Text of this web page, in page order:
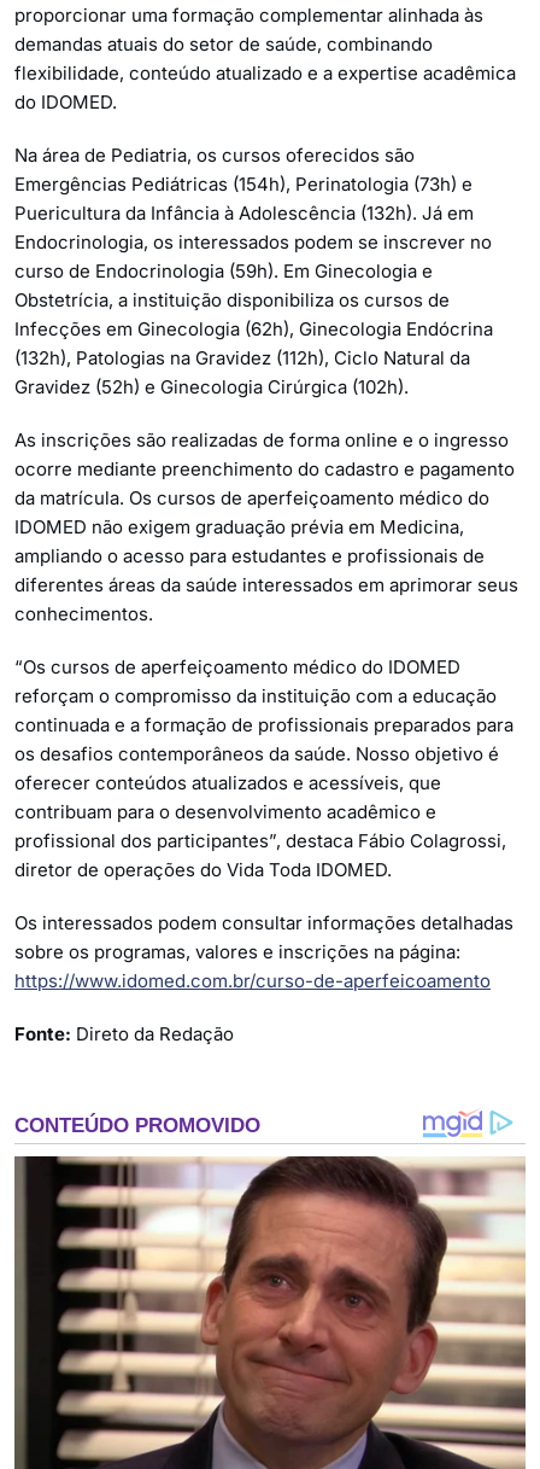
proporcionar uma formação complementar alinhada às
demandas atuais do setor de saúde, combinando
flexibilidade, conteúdo atualizado e a expertise acadêmica
do IDOMED.
Na área de Pediatria, os cursos oferecidos são
Emergências Pediátricas (154h), Perinatologia (73h) e
Puericultura da Infância à Adolescência (132h). Já em
Endocrinologia, os interessados podem se inscrever no
curso de Endocrinologia (59h). Em Ginecologia e
Obstetrícia, a instituição disponibiliza os cursos de
Infecções em Ginecologia (62h), Ginecologia Endócrina
(132h), Patologias na Gravidez (112h), Ciclo Natural da
Gravidez (52h) e Ginecologia Cirúrgica (102h).
As inscrições são realizadas de forma online e o ingresso
ocorre mediante preenchimento do cadastro e pagamento
da matrícula. Os cursos de aperfeiçoamento médico do
IDOMED não exigem graduação prévia em Medicina,
ampliando o acesso para estudantes e profissionais de
diferentes áreas da saúde interessados em aprimorar seus
conhecimentos.
“Os cursos de aperfeiçoamento médico do IDOMED
reforçam o compromisso da instituição com a educação
continuada e a formação de profissionais preparados para
os desafios contemporâneos da saúde. Nosso objetivo é
oferecer conteúdos atualizados e acessíveis, que
contribuam para o desenvolvimento acadêmico e
profissional dos participantes”, destaca Fábio Colagrossi,
diretor de operações do Vida Toda IDOMED.
Os interessados podem consultar informações detalhadas
sobre os programas, valores e inscrições na página:
https://www.idomed.com.br/curso-de-aperfeicoamento
Fonte: Direto da Redação